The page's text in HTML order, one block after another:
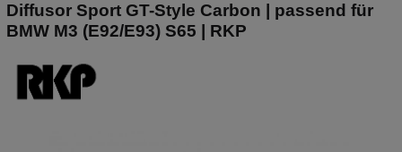
Diffusor Sport GT-Style Carbon | passend für
BMW M3 (E92/E93) S65 | RKP